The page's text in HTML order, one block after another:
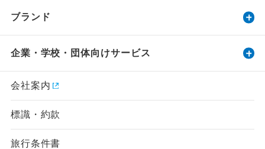
ブランド
企業・学校・団体向けサービス
会社案内
標識・約款
旅行条件書